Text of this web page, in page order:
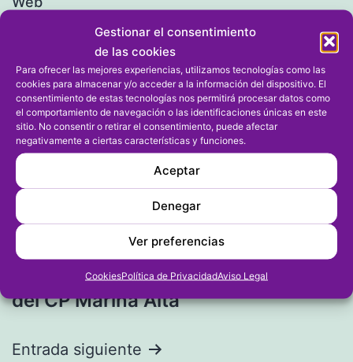
Gestionar el consentimiento
de las cookies
Para ofrecer las mejores experiencias, utilizamos tecnologías como las
cookies para almacenar y/o acceder a la información del dispositivo. El
consentimiento de estas tecnologías nos permitirá procesar datos como
el comportamiento de navegación o las identificaciones únicas en este
sitio. No consentir o retirar el consentimiento, puede afectar
negativamente a ciertas características y funciones.
Aceptar
Denegar
Ver preferencias
CookiesPolítica de PrivacidadAviso Legal
Navegación
de
entradas
Entrada anterior
Víctor Pedrós de Gata gana el
cuarto concurso de la Liga Playa
del CP Marina Alta
Entrada siguiente